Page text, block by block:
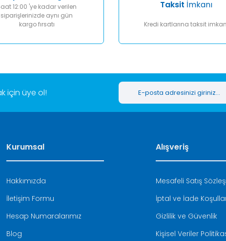
Gönder
12:00 'ye kadar verilen
siparişlerinizde aynı gün
kargo fırsatı
Taksit İmkanı
Kredi kartlarına taksit
için üye ol!
Kurumsal
Hakkımızda
İletişim Formu
Hesap Numaralarımız
Blog
Alışveriş
Mesafeli Satış
İptal ve İade
Gizlilik ve Güvenlik
Kişisel Veriler